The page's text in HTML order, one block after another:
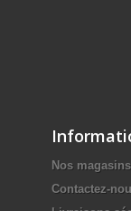
Nos magasins
Contactez-